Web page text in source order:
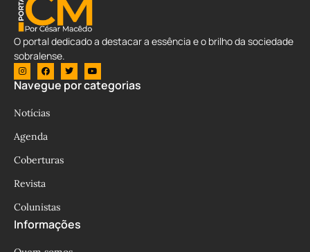
O portal dedicado a destacar a essência e o brilho da sociedade
sobralense.
Navegue por categorias
Notícias
Agenda
Coberturas
Revista
Colunistas
Informações